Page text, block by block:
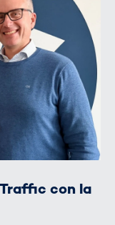
con la